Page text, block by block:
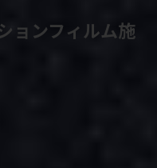
ョンフィルム施